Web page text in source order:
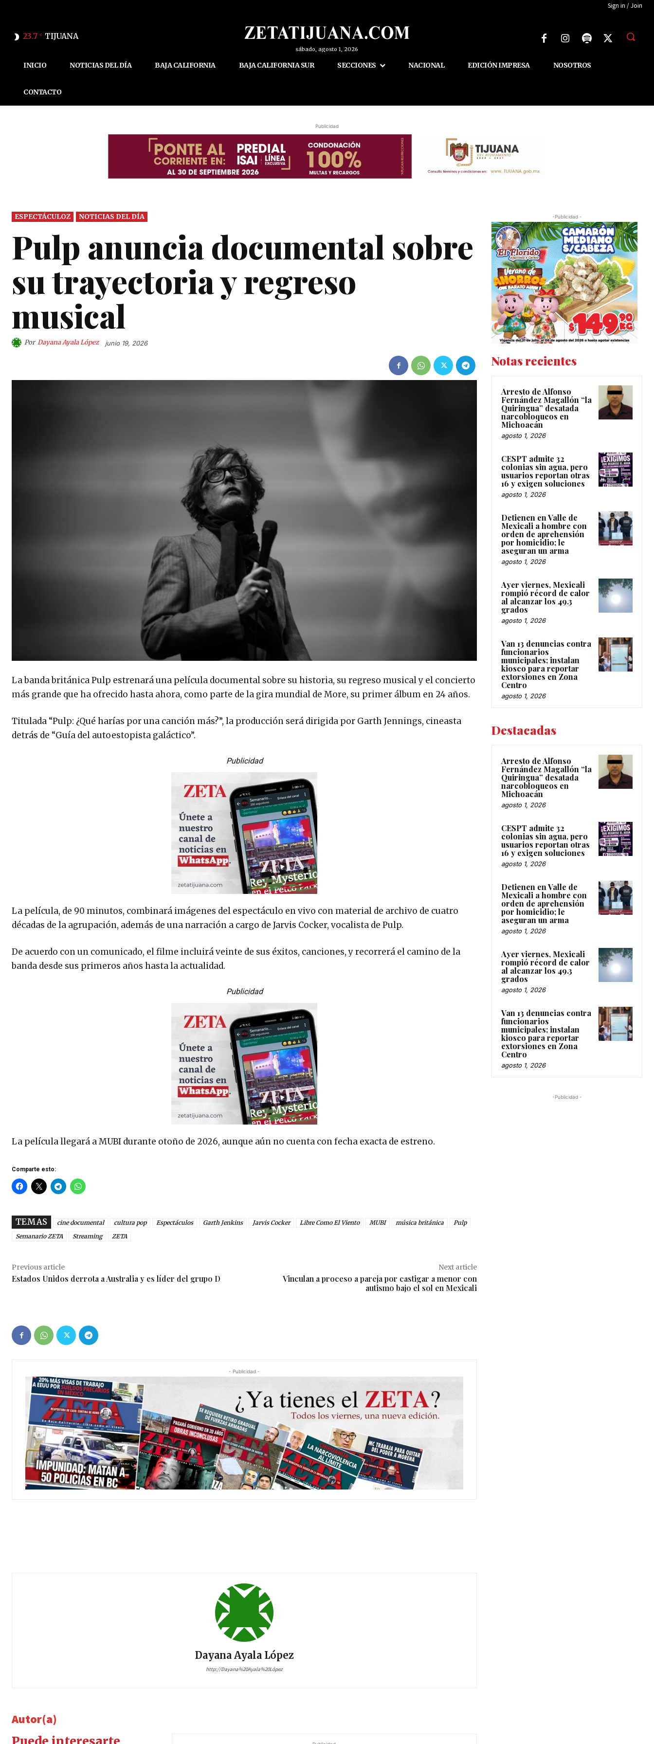
Sign in / Join
23.7 C TIJUANA
sábado, agosto 1, 2026
INICIO NOTICIAS DEL DÍA BAJA CALIFORNIA BAJA CALIFORNIA SUR SECCIONES NACIONAL EDICIÓN IMPRESA NOSOTROS
CONTACTO
Publicidad
ESPECTÁCULOZ NOTICIAS DEL DÍA
Pulp anuncia documental sobre
su trayectoria y regreso
musical
Por Dayana Ayala López junio 19, 2026
La banda británica Pulp estrenará una película documental sobre su historia, su regreso musical y el concierto
más grande que ha ofrecido hasta ahora, como parte de la gira mundial de More, su primer álbum en 24 años.
Titulada “Pulp: ¿Qué harías por una canción más?”, la producción será dirigida por Garth Jennings, cineasta
detrás de “Guía del autoestopista galáctico”.
Publicidad
La película, de 90 minutos, combinará imágenes del espectáculo en vivo con material de archivo de cuatro
décadas de la agrupación, además de una narración a cargo de Jarvis Cocker, vocalista de Pulp.
De acuerdo con un comunicado, el filme incluirá veinte de sus éxitos, canciones, y recorrerá el camino de la
banda desde sus primeros años hasta la actualidad.
Publicidad
La película llegará a MUBI durante otoño de 2026, aunque aún no cuenta con fecha exacta de estreno.
Comparte esto:
TEMAS cine documental cultura pop Espectáculos Garth Jenkins Jarvis Cocker Libre Como El Viento MUBI música británica
Pulp
Semanario ZETA
Streaming ZETA
Previous article
Estados Unidos derrota a Australia y es líder del grupo D
Next article
Vinculan a proceso a pareja por castigar a menor con
autismo bajo el sol en Mexicali
- Publicidad -
Dayana Ayala López
http://Dayana%20Ayala%20López
Autor(a)
-Publicidad -
Notas recientes
Arresto de Alfonso
Fernández Magallón “la
Quiringua” desatada
narcobloqueos en
Michoacán
agosto 1, 2026
CESPT admite 32
colonias sin agua, pero
usuarios reportan otras
16 y exigen soluciones
agosto 1, 2026
Detienen en Valle de
Mexicali a hombre con
orden de aprehensión
por homicidio; le
aseguran un arma
agosto 1, 2026
Ayer viernes, Mexicali
rompió récord de calor
al alcanzar los 49.3
grados
agosto 1, 2026
Van 13 denuncias contra
funcionarios
municipales; instalan
kiosco para reportar
extorsiones en Zona
Centro
agosto 1, 2026
Destacadas
Arresto de Alfonso
Fernández Magallón “la
Quiringua” desatada
narcobloqueos en
Michoacán
agosto 1, 2026
CESPT admite 32
colonias sin agua, pero
usuarios reportan otras
16 y exigen soluciones
agosto 1, 2026
Detienen en Valle de
Mexicali a hombre con
orden de aprehensión
por homicidio; le
aseguran un arma
agosto 1, 2026
Ayer viernes, Mexicali
rompió récord de calor
al alcanzar los 49.3
grados
agosto 1, 2026
Van 13 denuncias contra
funcionarios
municipales; instalan
kiosco para reportar
extorsiones en Zona
Centro
agosto 1, 2026
-Publicidad -